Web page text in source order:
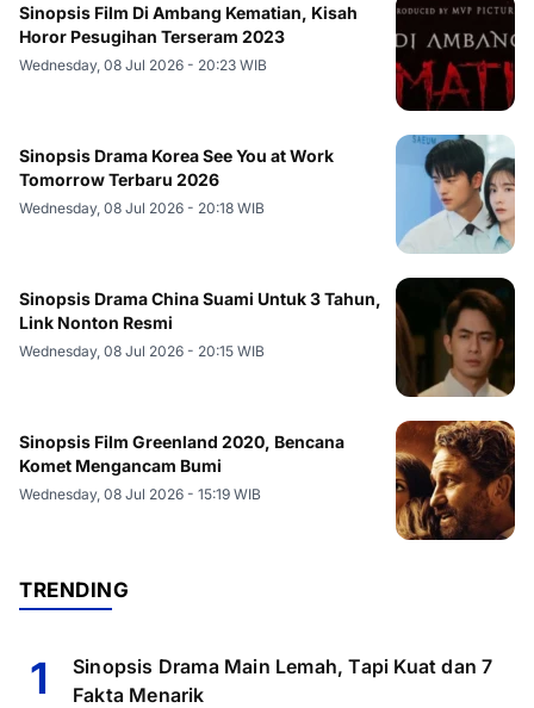
Sinopsis Film Di Ambang Kematian, Kisah
Horor Pesugihan Terseram 2023
Wednesday, 08 Jul 2026 - 20:23 WIB
Sinopsis Drama Korea See You at Work
Tomorrow Terbaru 2026
Wednesday, 08 Jul 2026 - 20:18 WIB
Sinopsis Drama China Suami Untuk 3 Tahun,
Link Nonton Resmi
Wednesday, 08 Jul 2026 - 20:15 WIB
Sinopsis Film Greenland 2020, Bencana
Komet Mengancam Bumi
Wednesday, 08 Jul 2026 - 15:19 WIB
TRENDING
1
Sinopsis Drama Main Lemah, Tapi Kuat dan 7
Fakta Menarik